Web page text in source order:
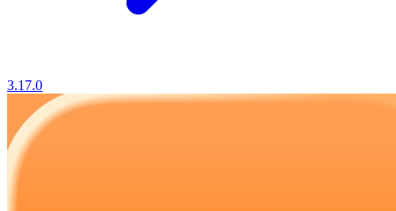
3.17.0